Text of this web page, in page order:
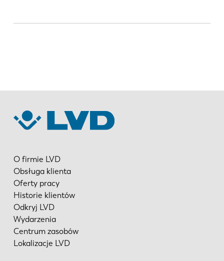
O firmie LVD
Obsługa klienta
Oferty pracy
Historie klientów
Odkryj LVD
Wydarzenia
Centrum zasobów
Lokalizacje LVD